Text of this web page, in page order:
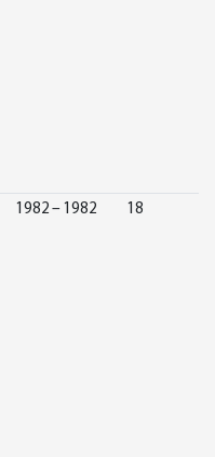
1982 – 1982 18